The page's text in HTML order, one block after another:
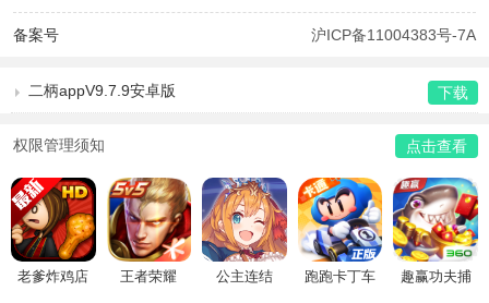
备案号 沪ICP备11004383号-7A
二柄appV9.7.9安卓版 下载
权限管理须知 点击查看
老爹炸鸡店
王者荣耀 公主连结 跑跑卡丁车
趣赢功夫捕